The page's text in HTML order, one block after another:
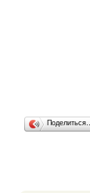
Поделиться…